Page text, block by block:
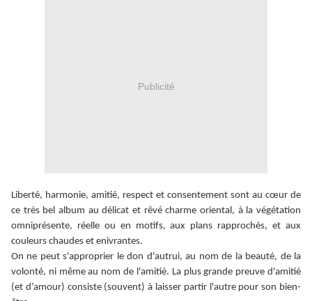
Publicité
Liberté, harmonie, amitié, respect et consentement sont au cœur de
ce très bel album au délicat et rêvé charme oriental, à la végétation
omniprésente, réelle ou en motifs, aux plans rapprochés, et aux
couleurs chaudes et enivrantes.
On ne peut s'approprier le don d'autrui, au nom de la beauté, de la
volonté, ni même au nom de l'amitié. La plus grande preuve d'amitié
(et d’amour) consiste (souvent) à laisser partir l'autre pour son bien-